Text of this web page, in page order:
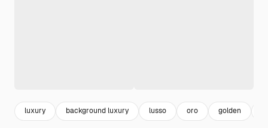
luxury background luxury lusso oro golden